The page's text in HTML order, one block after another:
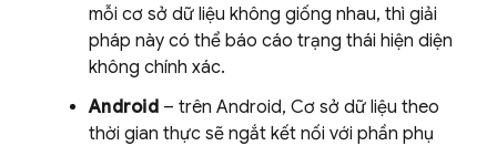
mỗi cơ sở dữ liệu không giống nhau, thì giải
pháp này có thể báo cáo trạng thái hiện diện
không chính xác.
Android– trên Android, Cơ sở dữ liệu theo
thời gian thực sẽ ngắt kết nối với phần phụ